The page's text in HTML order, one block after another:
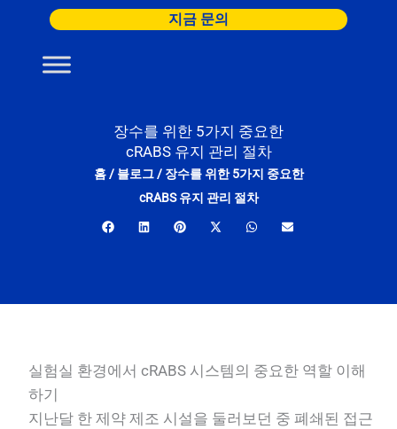
지금 문의
장수를 위한 5가지 중요한
cRABS 유지 관리 절차
홈/ 블로그/ 장수를 위한 5가지 중요한
cRABS 유지 관리 절차
실험실 환경에서 cRABS 시스템의 중요한 역할 이해
하기
지난달 한 제약 제조 시설을 둘러보던 중 폐쇄된 접근